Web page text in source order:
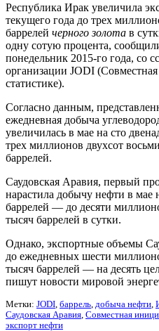
Республика Ирак увеличила
текущего года до трех
баррелей черного золота в
одну сотую процента,
понедельник 2015-го года, со
организации JODI
статистике).
Согласно данным,
ежедневная добыча
увеличилась в мае на сто
трех миллионов двухсот
баррелей.
Саудовская Аравия, первый
нарастила добычу нефти в мае
баррелей — до десяти
тысяч баррелей в сутки.
Однако, экспортные объемы
до ежедневных шести
тысяч баррелей — на десять
пишут новости мировой
Метки: JODI, баррель, добыча нефти,
Саудовская Аравия, Совместная
экспорт нефти